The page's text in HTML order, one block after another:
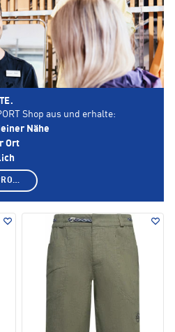
Shop aus und erhalte:
Nähe
Ort
SHOP AUSWÄHLEN UND PRODUKTE ANZEIGEN